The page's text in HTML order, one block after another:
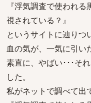
『浮気調査で使われ
視されている？』
というサイトに辿りつ
血の気が、一気に引い
素直に、やばい･･･そ
した。
私がネットで調べて出